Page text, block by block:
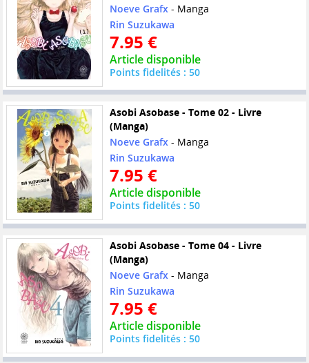
Noeve Grafx - Manga
Rin Suzukawa
7.95 €
Article disponible
Points fidelités : 50
Asobi Asobase - Tome 02 - Livre
(Manga)
Noeve Grafx- Manga
Rin Suzukawa
7.95 €
Article disponible
Points fidelités : 50
Asobi Asobase - Tome 04 - Livre
(Manga)
Noeve Grafx- Manga
Rin Suzukawa
7.95 €
Article disponible
Points fidelités : 50